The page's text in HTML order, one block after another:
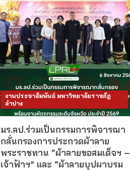
งานประชาสัมพันธ์ มหาวิทยาลัยราชภัฏ
ลำปาง
มร.ลป.ร่วมเป็นกรรมการพิจารณา
กลั่นกรองการประกวดผ้าลาย
พระราชทาน “ผ้าลายขอสมเด็จฯ –
เจ้าฟ้าฯ” และ “ผ้าลายบุปผาบรม